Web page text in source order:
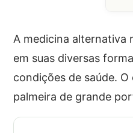
A medicina alternativa
em suas diversas
condições de saúde.
palmeira de grande